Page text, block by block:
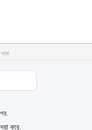
হবে!
করে.